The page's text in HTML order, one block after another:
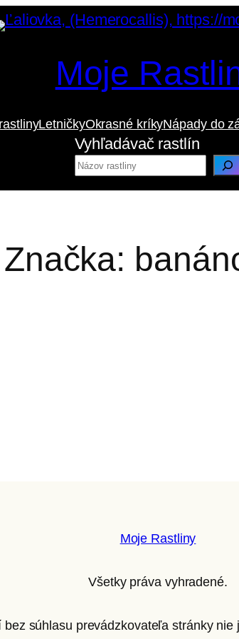
Moje
LetničkyOkrasné kríkyNápady do
Vyhľadávač rastlín
Značka:
Moje Rastliny
Všetky práva vyhradené.
súhlasu prevádzkovateľa stránky